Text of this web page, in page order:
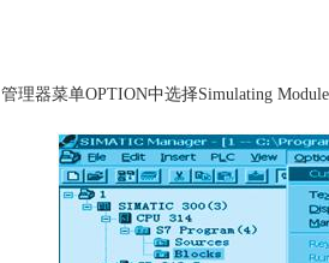
管理器菜单OPTION中选择Simulating